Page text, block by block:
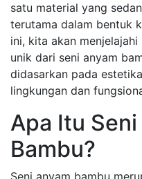
satu material yang
terutama dalam bentuk
ini, kita akan
unik dari seni anyam
didasarkan pada
lingkungan dan
Apa Itu Seni
Bambu?
Seni anyam bambu